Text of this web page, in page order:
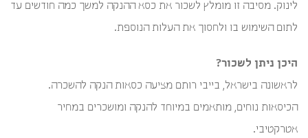
לינוק. מסיבה זו מומלץ לשכור את כסא ההנקה למשך כמה חודשים עד
לתום השימוש בו ולחסוך את העלות הנוספת.
היכן ניתן לשכור?
לראשונה בישראל, בייבי רותם מציעה כסאות הנקה להשכרה.
הכיסאות נוחים, מותאמים במיוחד להנקה ומושכרים במחיר
אטרקטיבי.